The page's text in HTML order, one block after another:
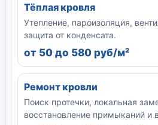
Тёплая кровля
Утепление, пароизоляция,
защита от конденсата.
от 50 до 580 руб/м²
Ремонт кровли
Поиск протечки, локальная
восстановление примыканий и